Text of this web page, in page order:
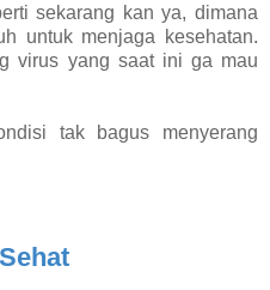
sekarang kan ya, dimana
untuk menjaga kesehatan.
virus yang saat ini ga mau
tak bagus menyerang